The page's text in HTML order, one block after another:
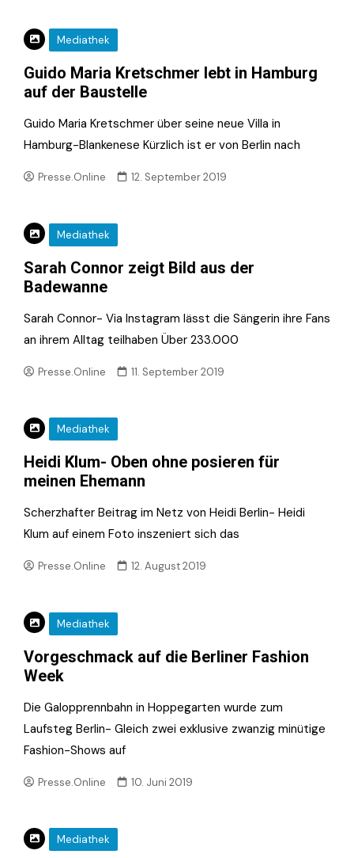
Mediathek
Guido Maria Kretschmer lebt in Hamburg
auf der Baustelle
Guido Maria Kretschmer über seine neue Villa in
Hamburg-Blankenese Kürzlich ist er von Berlin nach
Presse.Online 12. September 2019
Mediathek
Sarah Connor zeigt Bild aus der
Badewanne
Sarah Connor- Via Instagram lässt die Sängerin ihre Fans
an ihrem Alltag teilhaben Über 233.000
Presse.Online 11. September 2019
Mediathek
Heidi Klum- Oben ohne posieren für
meinen Ehemann
Scherzhafter Beitrag im Netz von Heidi Berlin- Heidi
Klum auf einem Foto inszeniert sich das
Presse.Online 12. August 2019
Mediathek
Vorgeschmack auf die Berliner Fashion
Week
Die Galopprennbahn in Hoppegarten wurde zum
Laufsteg Berlin- Gleich zwei exklusive zwanzig minütige
Fashion-Shows auf
Presse.Online 10. Juni 2019
Mediathek